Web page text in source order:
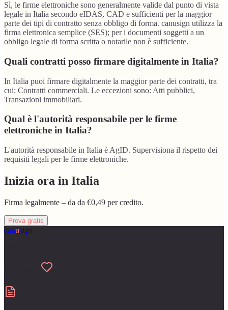
Sì, le firme elettroniche sono generalmente valide dal punto di vista
legale in Italia secondo eIDAS, CAD e sufficienti per la maggior
parte dei tipi di contratto senza obbligo di forma. canusign utilizza la
firma elettronica semplice (SES); per i documenti soggetti a un
obbligo legale di forma scritta o notarile non è sufficiente.
Quali contratti posso firmare digitalmente in Italia?
In Italia puoi firmare digitalmente la maggior parte dei contratti, tra
cui: Contratti commerciali. Le eccezioni sono: Atti pubblici,
Transazioni immobiliari.
Qual è l'autorità responsabile per le firme
elettroniche in Italia?
L'autorità responsabile in Italia è AgID. Supervisiona il rispetto dei
requisiti legali per le firme elettroniche.
Inizia ora in Italia
Firma legalmente – da da €0,49 per credito.
Prova gratis
canusign